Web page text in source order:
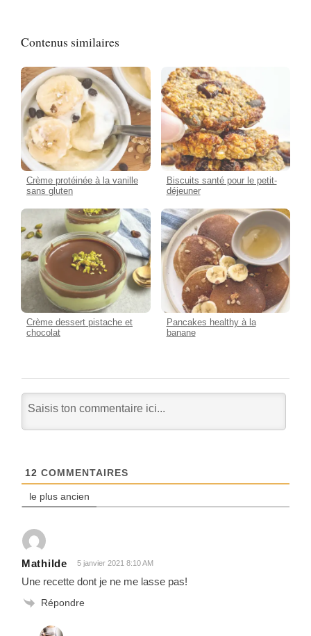
Contenus similaires
Crème protéinée à la vanille
sans gluten
Biscuits santé pour le petit-
déjeuner
Crème dessert pistache et
chocolat
Pancakes healthy à la
banane
12 COMMENTAIRES
le plus ancien
Mathilde 5 janvier 2021 8:10 AM
Une recette dont je ne me lasse pas!
Répondre